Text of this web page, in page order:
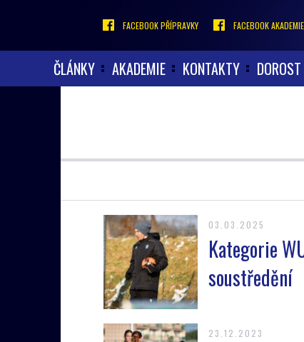
FACEBOOK PŘÍPRAVKY FACEBOOK AKADEMIE
ČLÁNKY AKADEMIE KONTAKTY DOROST
03.03.2025
Kategorie
soustředění
23.12.2023